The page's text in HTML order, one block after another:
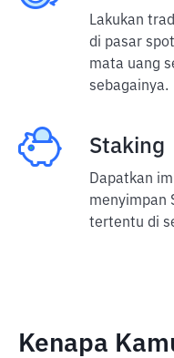
Lakukan
di pasar
mata uang
sebagainya.
Staking
Dapatkan
menyimpan
tertentu di
Kenapa